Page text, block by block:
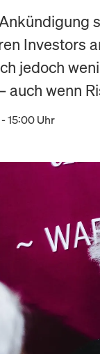
Investors
jedoch
auch wenn
15:00 Uhr